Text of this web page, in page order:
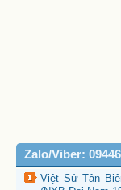
Zalo/Viber:
Việt Sử Tân